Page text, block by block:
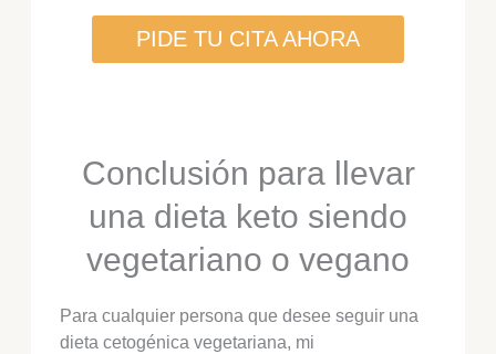
PIDE TU CITA AHORA
Conclusión para llevar
una dieta keto siendo
vegetariano o vegano
Para cualquier persona que desee seguir una
dieta cetogénica vegetariana, mi